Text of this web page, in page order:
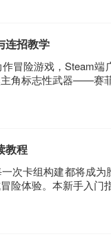
连招教学
冒险游戏，Steam
角标志性武器——赛
教程
卡组构建都将成为
险体验。本新手入